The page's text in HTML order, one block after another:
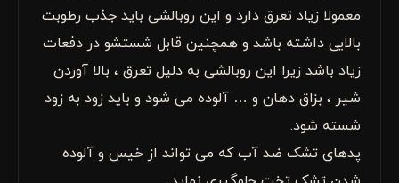
معمولا زیاد تعرق دارد و این روبالشی باید جذب رطوبت
بالایی داشته باشد و همچنین قابل شستشو در دفعات
زیاد باشد زیرا این روبالشی به دلیل تعرق ، بالا آوردن
شیر ، بزاق دهان و … آلوده می شود و باید زود به زود
شسته شود.
پدهای تشک ضد آب که می تواند از خیس و آلوده